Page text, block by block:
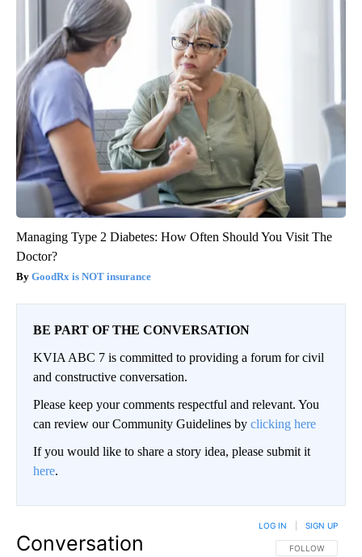
Managing Type 2 Diabetes: How Often Should You Visit The
Doctor?
GoodRx is NOT insurance
BE PART OF THE CONVERSATION
KVIA ABC 7 is committed to providing a forum for civil
and constructive conversation.
Please keep your comments respectful and relevant. You
can review our Community Guidelines by clicking here
If you would like to share a story idea, please submit it
here.
Conversation FOLLOW THIS
FOLLOW
LOG IN SIGN UP